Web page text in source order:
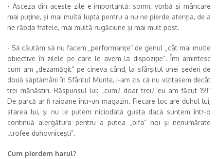
- Asceza din aceste zile e importantă: somn, vorbă şi mâncare
mai puţine, şi mai multă luptă pentru a nu ne pierde atenţia, de a
ne răbda fratele, mai multă rugăciune şi mai mult post.
- Să căutăm să nu facem „performanţe” de genul „cât mai multe
obiective în zilele pe care le avem la dispoziţie”. Îmi amintesc
cum am „dezamăgit” pe cineva când, la sfârşitul unei şederi de
două săptămâni în Sfântul Munte, i-am zis că nu vizitasem decât
trei mănăstiri. Răspunsul lui: „cum? doar trei? eu am făcut 19!”
De parcă ar fi raioane într-un magazin. Fiecare loc are duhul lui,
starea lui, şi nu le putem niciodată gusta dacă suntem într-o
continuă alergătura pentru a putea „bifa” noi şi nenumărate
„trofee duhovniceşti”.
Cum pierdem harul?